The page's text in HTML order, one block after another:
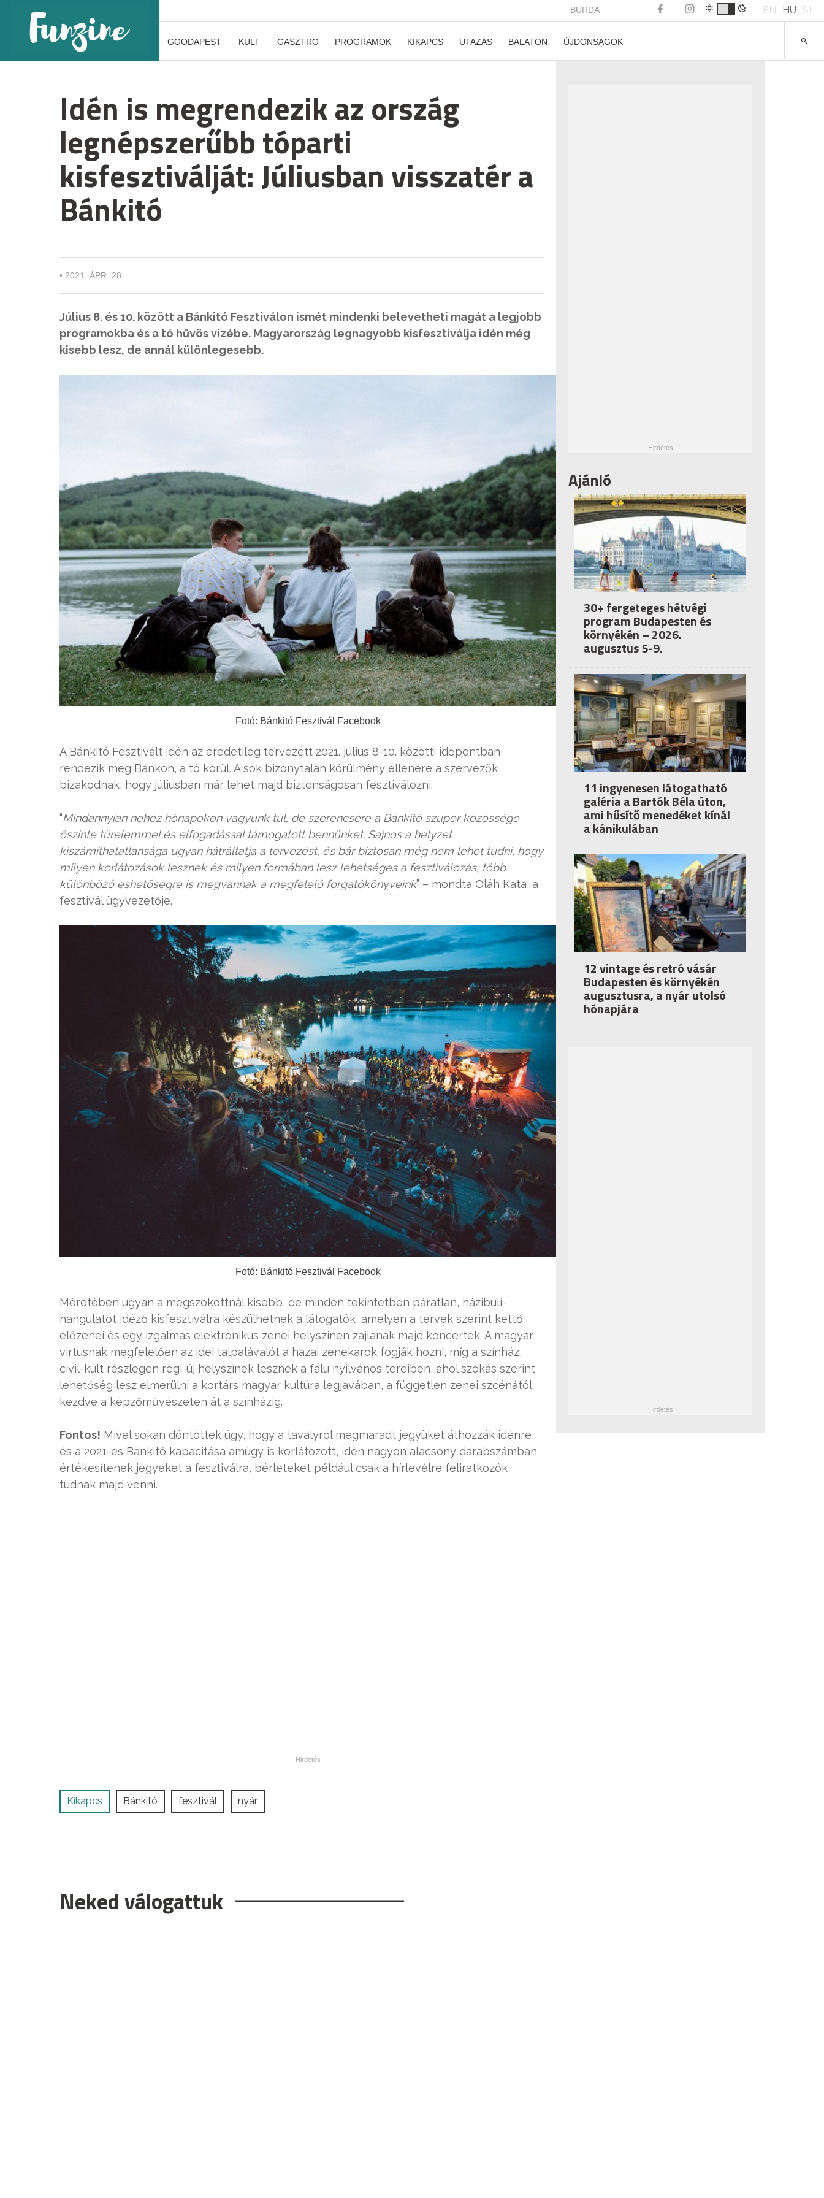
BURDA EN HU SL
GOODAPEST KULT GASZTRO PROGRAMOK KIKAPCS UTAZÁS BALATON ÚJDONSÁGOK
Idén is megrendezik az ország
legnépszerűbb tóparti
kisfesztiválját: Júliusban visszatér a
Bánkitó
• 2021. ÁPR. 28.
Július 8. és 10. között a Bánkitó Fesztiválon ismét mindenki belevetheti magát a legjobb
programokba és a tó hűvös vizébe. Magyarország legnagyobb kisfesztiválja idén még
kisebb lesz, de annál különlegesebb.
Fotó: Bánkitó Fesztivál Facebook
A Bánkitó Fesztivált idén az eredetileg tervezett 2021. július 8-10. közötti időpontban
rendezik meg Bánkon, a tó körül. A sok bizonytalan körülmény ellenére a szervezők
bizakodnak, hogy júliusban már lehet majd biztonságosan fesztiválozni.
“Mindannyian nehéz hónapokon vagyunk túl, de szerencsére a Bánkitó szuper közössége
őszinte türelemmel és elfogadással támogatott bennünket. Sajnos a helyzet
kiszámíthatatlansága ugyan hátráltatja a tervezést, és bár biztosan még nem lehet tudni, hogy
milyen korlátozások lesznek és milyen formában lesz lehetséges a fesztiválozás, több
különböző eshetőségre is megvannak a megfelelő forgatókönyveink” – mondta Oláh Kata, a
fesztivál ügyvezetője.
Fotó: Bánkitó Fesztivál Facebook
Méretében ugyan a megszokottnál kisebb, de minden tekintetben páratlan, házibuli-
hangulatot idéző kisfesztiválra készülhetnek a látogatók, amelyen a tervek szerint kettő
élőzenei és egy izgalmas elektronikus zenei helyszínen zajlanak majd koncertek. A magyar
virtusnak megfelelően az idei talpalávalót a hazai zenekarok fogják hozni, míg a színház,
civil-kult részlegen régi-új helyszínek lesznek a falu nyilvános tereiben, ahol szokás szerint
lehetőség lesz elmerülni a kortárs magyar kultúra legjavában, a független zenei szcénától
kezdve a képzőművészeten át a színházig.
Fontos! Mivel sokan döntöttek úgy, hogy a tavalyról megmaradt jegyüket áthozzák idénre,
és a 2021-es Bánkitó kapacitása amúgy is korlátozott, idén nagyon alacsony darabszámban
értékesítenek jegyeket a fesztiválra, bérleteket például csak a hírlevélre feliratkozók
tudnak majd venni.
Kikapcs Bánkitó fesztivál nyár
Neked válogattuk
Ajánló
30+ fergeteges hétvégi
program Budapesten és
környékén – 2026.
augusztus 5-9.
11 ingyenesen látogatható
galéria a Bartók Béla úton,
ami hűsítő menedéket kínál
a kánikulában
12 vintage és retró vásár
Budapesten és környékén
augusztusra, a nyár utolsó
hónapjára